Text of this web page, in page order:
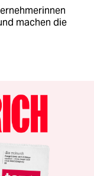
machen die